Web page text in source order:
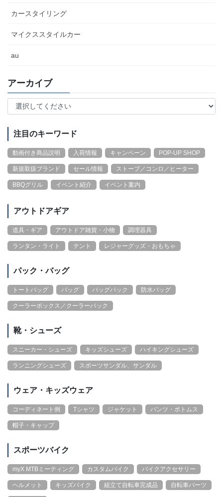
カースタイリング
マイクススタイルカー
au
アーカイブ
注目のキーワード
動画付き商品説明 入荷情報 キャンペーン POP-UP SHOP
新規取扱ブランド セール情報 ストーブ／コンロ／ヒーター
BBQグリル イベント紹介 イベント案内
アウトドアギア
道具・ギア アウトドア雑貨・小物 調理器具
ランタン・ライト テント レジャーグッズ・おもちゃ
パック・バッグ
トートバッグ バッグ バッグパック 防水バッグ
クーラーボックス／クーラーバック
靴・シューズ
スニーカー・シューズ キッズシューズ ハイキングシューズ
ランニングシューズ スポーツサンダル、サンダル
ウェア・キッズウェア
コーディネート例 Tシャツ ジャケット パンツ・ボトムス
帽子・キャップ
スポーツバイク
myX MTBミーティング カスタムバイク バイクアクセサリー
ヘルメット キッズバイク 組立て自転車完成品 自転車パーツ